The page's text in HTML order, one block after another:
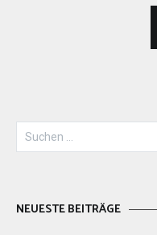
Suchen
nach:
NEUESTE BEITRÄGE